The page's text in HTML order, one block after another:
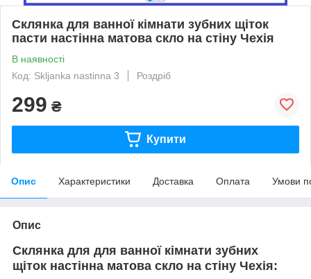
Склянка для ванної кімнати зубних щіток
пасти настінна матова скло на стіну Чехія
В наявності
Код: Skljanka nastinna 3
Роздріб
299 ₴
Купити
Опис Характеристики Доставка Оплата Умови
Опис
Склянка для для ванної кімнати зубних
щіток настінна матова скло на стіну Чехія: